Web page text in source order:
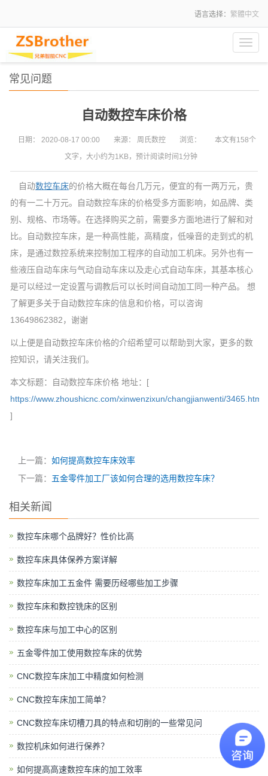
语言选择： 繁體中文
常见问题
自动数控车床价格
日期： 2020-08-17 00:00 来源： 周氏数控 浏览：
本文有158个
文字，大小约为1KB，预计阅读时间1分钟
自动数控车床的价格大概在每台几万元，便宜的有一两万元，贵
的有一二十万元。自动数控车床的价格受多方面影响，如品牌、类
别、规格、市场等。在选择购买之前，需要多方面地进行了解和对
比。自动数控车床，是一种高性能，高精度，低噪音的走到式的机
床，是通过数控系统来控制加工程序的自动加工机床。另外也有一
些液压自动车床与气动自动车床以及走心式自动车床，其基本核心
是可以经过一定设置与调教后可以长时间自动加工同一种产品。 想
了解更多关于自动数控车床的信息和价格，可以咨询
13649862382，谢谢
以上便是自动数控车床价格的介绍希望可以帮助到大家，更多的数
控知识，请关注我们。
本文标题：自动数控车床价格 地址：[
https://www.zhoushicnc.com/xinwenzixun/changjianwenti/3465.html
]
上一篇： 如何提高数控车床效率
下一篇： 五金零件加工厂该如何合理的选用数控车床？
相关新闻
数控车床哪个品牌好？性价比高
数控车床具体保养方案详解
数控车床加工五金件 需要历经哪些加工步骤
数控车床和数控铣床的区别
数控车床与加工中心的区别
五金零件加工使用数控车床的优势
CNC数控车床加工中精度如何检测
CNC数控车床加工简单？
CNC数控车床切槽刀具的特点和切削的一些常见问
数控机床如何进行保养？
如何提高高速数控车床的加工效率